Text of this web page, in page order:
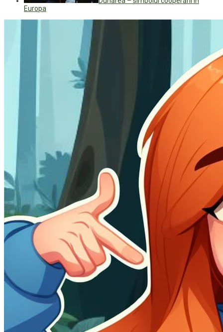
Europa